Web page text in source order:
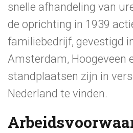
snelle afhandeling van
de oprichting in 1939
familiebedrijf, gevestigd
Amsterdam, Hoogeveen
standplaatsen zijn in
Nederland te vinden.